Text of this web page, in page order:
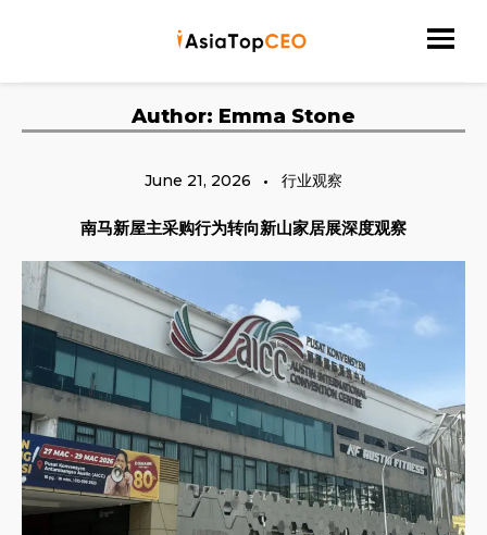
Asia Top CEO
探索亚洲杰出的成功人士
Author: Emma Stone
June 21, 2026 行业观察
南马新屋主采购行为转向新山家居展深度观察